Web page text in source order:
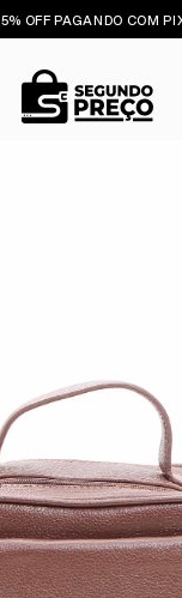
5% OFF PAGANDO COM